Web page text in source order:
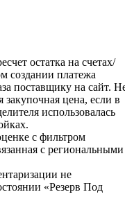
остатка на счетах/
создании платежа
поставщику на сайт.
закупочная цена, если в
использовалась
с фильтром
с региональными
не
«Резерв Под